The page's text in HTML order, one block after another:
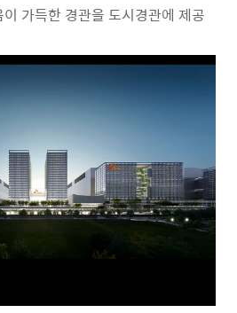
가득한 경관을 도시경관에 제공